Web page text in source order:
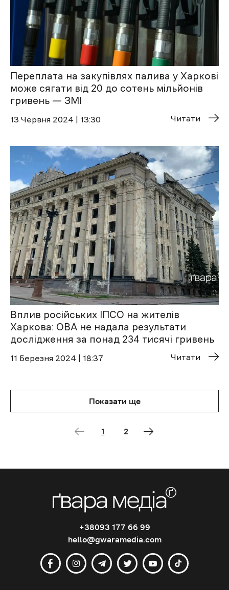
Переплата на закупівлях палива у Харкові
може сягати від 20 до сотень мільйонів
гривень — ЗМІ
13 Червня 2024 | 13:30 Читати
Вплив російських ІПСО на жителів
Харкова: ОВА не надала результати
дослідження за понад 234 тисячі гривень
11 Березня 2024 | 18:37 Читати
Показати ще
1 2
+38093 177 66 99
hello@gwaramedia.com